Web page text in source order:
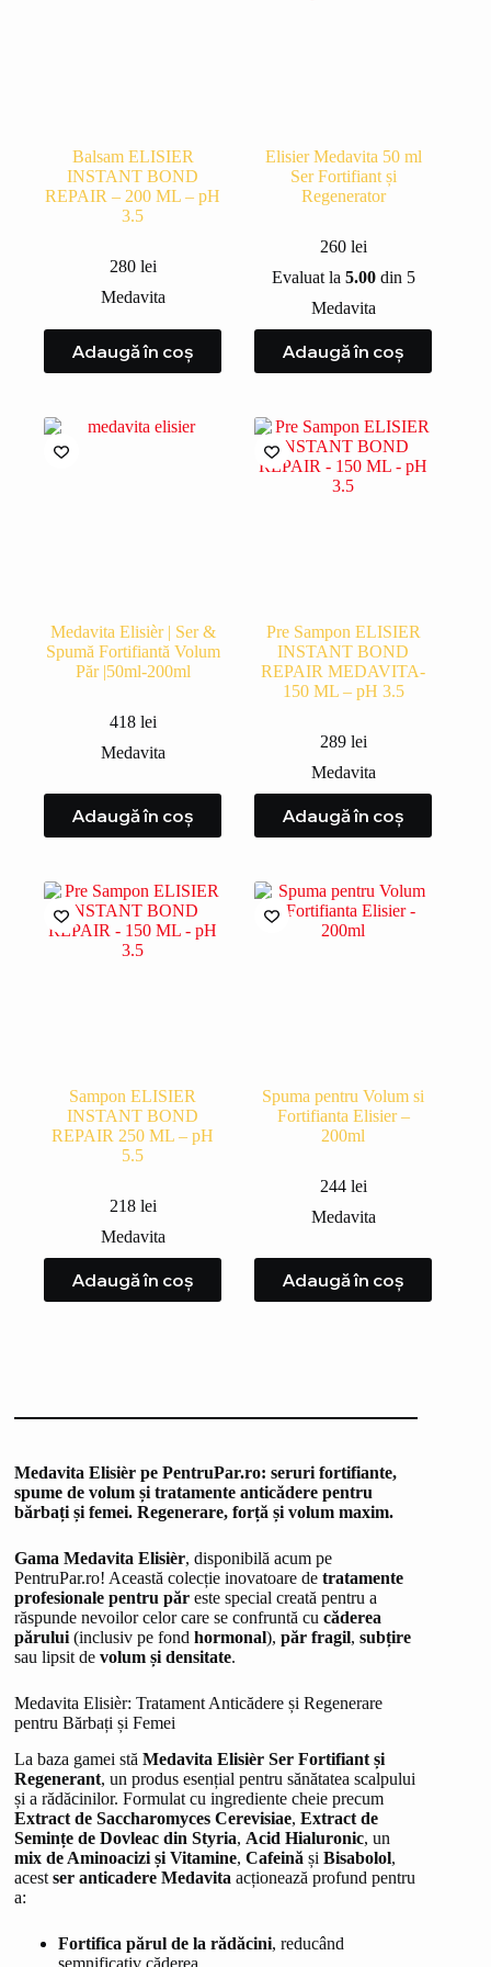
Balsam ELISIER
INSTANT BOND
REPAIR – 200 ML – pH
3.5
280 lei
Medavita
Adaugă în coș
Elisier Medavita 50 ml
Ser Fortifiant și
Regenerator
260 lei
Evaluat la 5.00din 5
Medavita
Adaugă în coș
Medavita Elisièr | Ser &
Spumă Fortifiantă Volum
Păr |50ml-200ml
418 lei
Medavita
Adaugă în coș
Pre Sampon ELISIER
INSTANT BOND
REPAIR MEDAVITA-
150 ML – pH 3.5
289 lei
Medavita
Adaugă în coș
Sampon ELISIER
INSTANT BOND
REPAIR 250 ML – pH
5.5
218 lei
Medavita
Adaugă în coș
Spuma pentru Volum si
Fortifianta Elisier –
200ml
244 lei
Medavita
Adaugă în coș
Medavita Elisièr pe PentruPar.ro: seruri fortifiante,
spume de volum și tratamente anticădere pentru
bărbați și femei. Regenerare, forță și volum maxim.
Gama Medavita Elisièr, disponibilă acum pe
PentruPar.ro! Această colecție inovatoare detratamente
profesionale pentru păr este special creată pentru a
răspunde nevoilor celor care se confruntă cucăderea
părului (inclusiv pe fondhormonal),păr fragil,subțire
sau lipsit devolum și densitate.
Medavita Elisièr: Tratament Anticădere și Regenerare
pentru Bărbați și Femei
La baza gamei stăMedavita Elisièr Ser Fortifiant și
Regenerant, un produs esențial pentru sănătatea scalpului
și a rădăcinilor. Formulat cu ingrediente cheie precum
Extract de Saccharomyces Cerevisiae,Extract de
Semințe de Dovleac din Styria, Acid Hialuronic, un
mix de Aminoacizi și Vitamine,Cafeină șiBisabolol,
acestser anticadere Medavita acționează profund pentru
a:
Fortifica părul de la rădăcini, reducând
semnificativ căderea.